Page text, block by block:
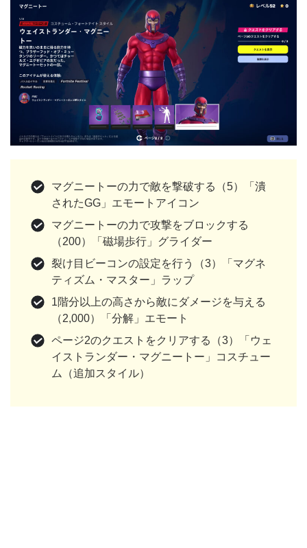
マグニートーの力で敵を撃破する（5）「潰
されたGG」エモートアイコン
マグニートーの力で攻撃をブロックする
（200）「磁場歩行」グライダー
裂け目ビーコンの設定を行う（3）「マグネ
ティズム・マスター」ラップ
1階分以上の高さから敵にダメージを与える
（2,000）「分解」エモート
ページ2のクエストをクリアする（3）「ウェ
イストランダー・マグニートー」コスチュー
ム（追加スタイル）